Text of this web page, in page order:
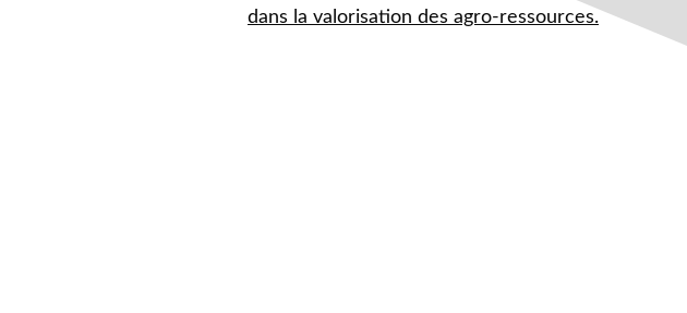
dans la valorisation des agro-ressources.